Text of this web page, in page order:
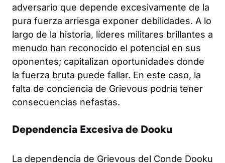
adversario que depende excesivamente de la
pura fuerza arriesga exponer debilidades. A lo
largo de la historia, líderes militares brillantes a
menudo han reconocido el potencial en sus
oponentes; capitalizan oportunidades donde
la fuerza bruta puede fallar. En este caso, la
falta de conciencia de Grievous podría tener
consecuencias nefastas.
Dependencia Excesiva de Dooku
La dependencia de Grievous del Conde Dooku